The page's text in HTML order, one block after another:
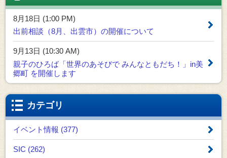
8月18日 (1:00 PM)
出前相談（8月、出雲市）の開催について
9月13日 (10:30 AM)
親子のひろば「世界のあそびで みんなともだち！」in美
郷町 を開催します
カテゴリ
イベント情報 (377)
SIC (262)